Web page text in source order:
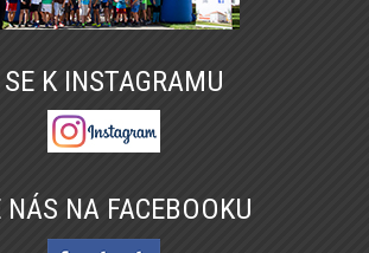
K INSTAGRAMU
NA FACEBOOKU